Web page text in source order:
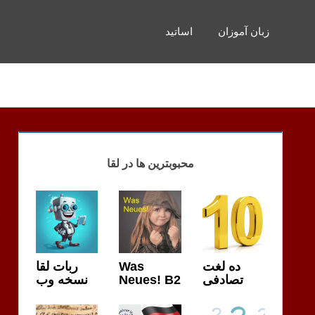
اساتید زبان آموزان
محبوبترین ها در لقا
ربات لقا
نسخه وب
Was
Neues! B2
ده لغت
تصادفی